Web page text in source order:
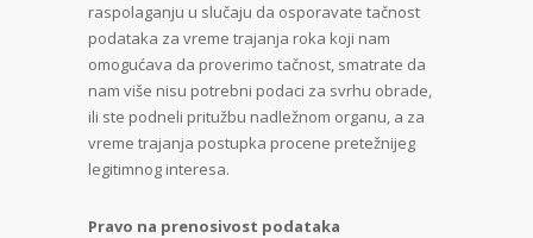
raspolaganju u slučaju da osporavate tačnost
podataka za vreme trajanja roka koji nam
omogućava da proverimo tačnost, smatrate da
nam više nisu potrebni podaci za svrhu obrade,
ili ste podneli pritužbu nadležnom organu, a za
vreme trajanja postupka procene pretežnijeg
legitimnog interesa.
Pravo na prenosivost podataka